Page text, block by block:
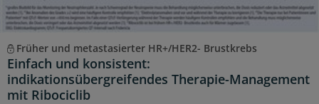
Früher und metastasierter HR+/HER2- Brustkrebs
Einfach und konsistent:
indikationsübergreifendes Therapie-Management
mit Ribociclib